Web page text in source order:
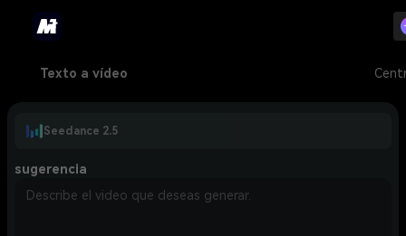
Texto a vídeo
Seedance 2.5
sugerencia